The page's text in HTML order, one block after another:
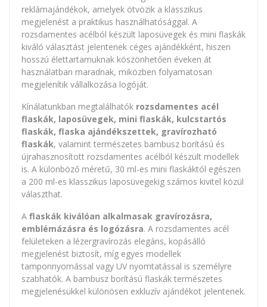
reklámajándékok, amelyek ötvözik a klasszikus
megjelenést a praktikus használhatósággal. A
rozsdamentes acélból készült laposüvegek és mini flaskák
kiváló választást jelentenek céges ajándékként, hiszen
hosszú élettartamuknak köszönhetően éveken át
használatban maradnak, miközben folyamatosan
megjelenítik vállalkozása logóját.
Kínálatunkban megtalálhatók rozsdamentes acél
flaskák, laposüvegek, mini flaskák, kulcstartós
flaskák, flaska ajándékszettek, gravírozható
flaskák, valamint természetes bambusz borítású és
újrahasznosított rozsdamentes acélból készült modellek
is. A különböző méretű, 30 ml-es mini flaskáktól egészen
a 200 ml-es klasszikus laposüvegekig számos kivitel közül
választhat.
A flaskák kiválóan alkalmasak gravírozásra,
emblémázásra és logózásra. A rozsdamentes acél
felületeken a lézergravírozás elegáns, kopásálló
megjelenést biztosít, míg egyes modellek
tamponnyomással vagy UV nyomtatással is személyre
szabhatók. A bambusz borítású flaskák természetes
megjelenésükkel különösen exkluzív ajándékot jelentenek.